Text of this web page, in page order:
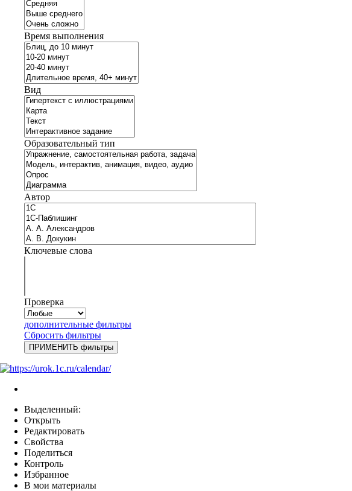
Время выполнения
Вид
Образовательный тип
Автор
Ключевые слова
Проверка
дополнительные фильтры
Сбросить фильтры
Выделенный:
Открыть
Редактировать
Свойства
Поделиться
Контроль
Избранное
В мои материалы